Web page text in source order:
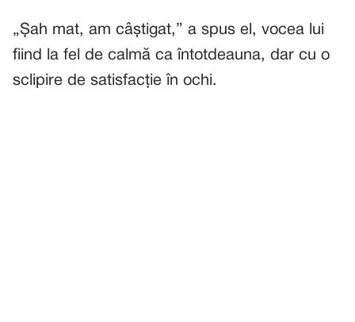
„Șah mat, am câștigat,” a spus el, vocea lui
fiind la fel de calmă ca întotdeauna, dar cu o
sclipire de satisfacție în ochi.